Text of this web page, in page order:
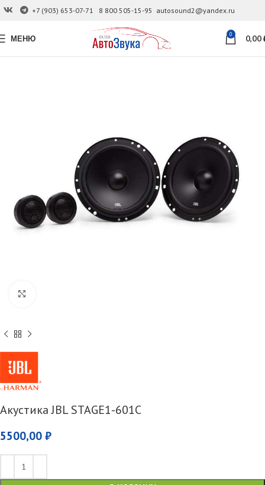
+7 (903) 653-07-71 8 800 505-15-95 autosound2@yandex.ru
МЕНЮ 0 0,00
Акустика JBL STAGE1-601C
5500,00 ₽